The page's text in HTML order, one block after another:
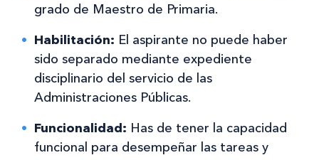
grado de Maestro de Primaria.
Habilitación: El aspirante no puede haber
sido separado mediante expediente
disciplinario del servicio de las
Administraciones Públicas.
Funcionalidad: Has de tener la capacidad
funcional para desempeñar las tareas y